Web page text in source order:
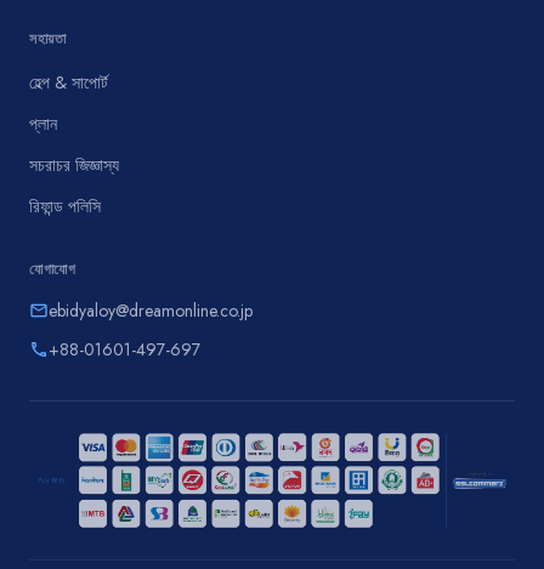
সহায়তা
হেল্প & সাপোর্ট
প্লান
সচরাচর জিজ্ঞাস্য
রিফান্ড পলিসি
যোগাযোগ
emailebidyaloy@dreamonline.co.jp
phone+88-01601-497-697